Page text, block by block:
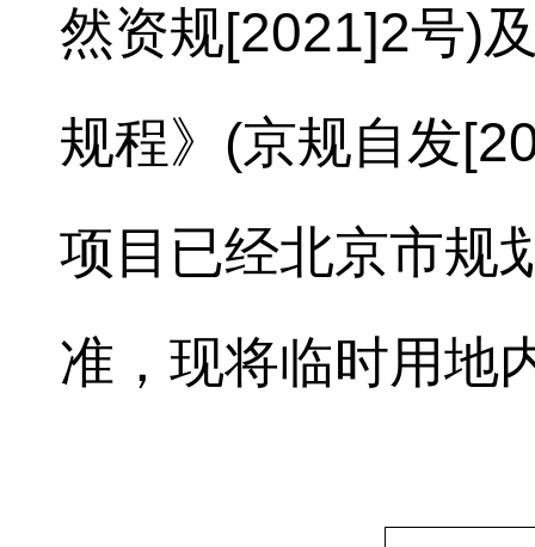
然资规[2021]2号)
规程》(京规自发
项目已经北京市规
准，现将临时用地